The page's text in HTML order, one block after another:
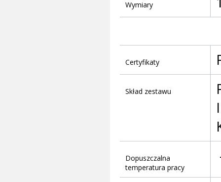
Wymiary
Certyfikaty
Skład zestawu
Dopuszczalna
temperatura pracy